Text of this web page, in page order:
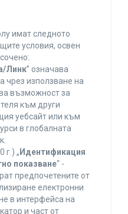
имат следното
условия, освен
Линк” означава
чрез използване на
възможност за
към други
уебсайт или към
в глобалната
г.) „ Идентификация
показване“ -
предпочетените от
електронни
в интерфейса на
и част от